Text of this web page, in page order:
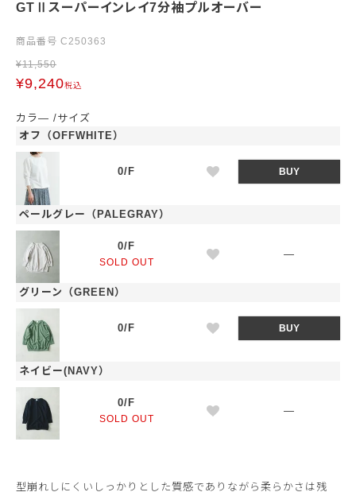
GTⅡスーパーインレイ7分袖プルオーバー
商品番号 C250363
¥11,550
¥9,240税込
カラ―
サイズ
オフ（OFFWHITE）
0/F BUY
ペールグレー（PALEGRAY）
0/F
SOLD OUT
—
グリーン（GREEN）
0/F BUY
ネイビー(NAVY）
0/F
SOLD OUT
—
型崩れしにくいしっかりとした質感でありながら柔らかさは残